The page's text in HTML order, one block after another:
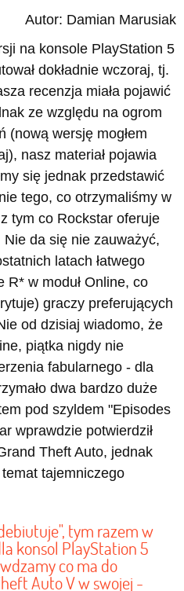
Autor: Damian Marusiak
na konsole PlayStation 5
dokładnie wczoraj, tj.
recenzja miała pojawić
ze względu na ogrom
(nową wersję mogłem
nasz materiał pojawia
się jednak przedstawić
tego, co otrzymaliśmy w
tym co Rockstar oferuje
da się nie zauważyć,
latach łatwego
R* w moduł Online, co
graczy preferujących
od dzisiaj wiadomo, że
piątka nigdy nie
fabularnego - dla
dwa bardzo duże
pod szyldem "Episodes
wprawdzie potwierdził
Theft Auto, jednak
tajemniczego
tym razem w
konsol PlayStation 5
co ma do
Auto V w swojej -